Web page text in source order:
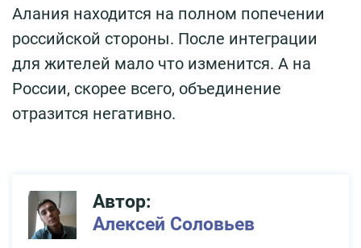
Алания находится на полном попечении
российской стороны. После интеграции
для жителей мало что изменится. А на
России, скорее всего, объединение
отразится негативно.
Автор:
Алексей Соловьев